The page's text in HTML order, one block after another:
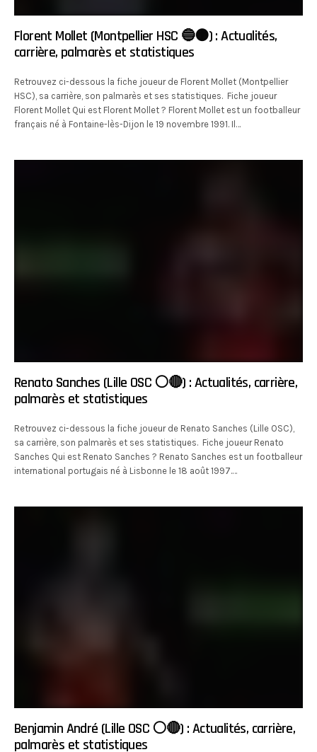
Florent Mollet (Montpellier HSC 🔵🟠) : Actualités,
carrière, palmarès et statistiques
Retrouvez ci-dessous la fiche joueur de Florent Mollet (Montpellier
HSC), sa carrière, son palmarès et ses statistiques. Fiche joueur
Florent Mollet Qui est Florent Mollet ? Florent Mollet est un footballeur
français né à Fontaine-lès-Dijon le 19 novembre 1991. Il…
Renato Sanches (Lille OSC ⚪️🔴) : Actualités, carrière,
palmarès et statistiques
Retrouvez ci-dessous la fiche joueur de Renato Sanches (Lille OSC),
sa carrière, son palmarès et ses statistiques. Fiche joueur Renato
Sanches Qui est Renato Sanches ? Renato Sanches est un footballeur
international portugais né à Lisbonne le 18 août 1997.…
Benjamin André (Lille OSC ⚪️🔴) : Actualités, carrière,
palmarès et statistiques